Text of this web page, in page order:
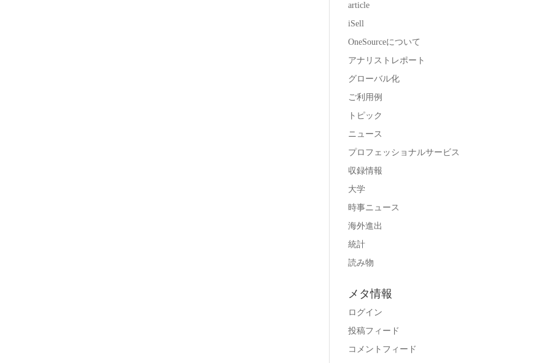
article
iSell
OneSourceについて
アナリストレポート
グローバル化
ご利用例
トピック
ニュース
プロフェッショナルサービス
収録情報
大学
時事ニュース
海外進出
統計
読み物
メタ情報
ログイン
投稿フィード
コメントフィード